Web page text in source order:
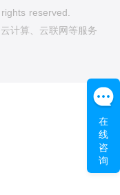
reserved.
计算、云联网等服务
在
线
咨
询